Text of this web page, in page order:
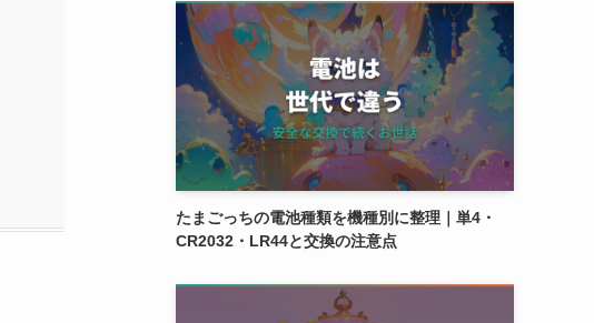
たまごっちの電池種類を機種別に整理｜単4・
CR2032・LR44と交換の注意点